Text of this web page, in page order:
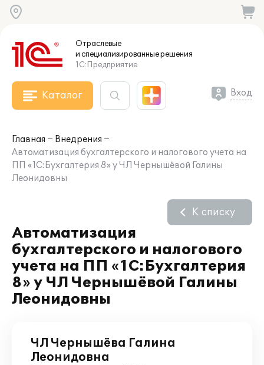
Отраслевые
и специализированныерешения
1С:Предприятие
Каталог Вход
Главная
Внедрения
Автоматизация бухгалтерского и налогового учета на
ПП «1С:Бухгалтерия 8» у ЧЛ Чернышёвой Галины
Леонидовны
Автоматизация
бухгалтерского и налогового
учета на ПП «1С:Бухгалтерия
8» у ЧЛ Чернышёвой Галины
Леонидовны
К списку
ЧЛ Чернышёва Галина
Леонидовна